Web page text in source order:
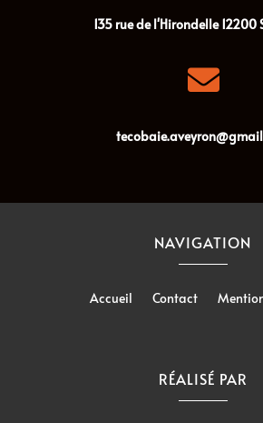
135 rue de l'Hirondelle12200

NAVIGATION
Accueil Contact
RÉALISÉ PAR